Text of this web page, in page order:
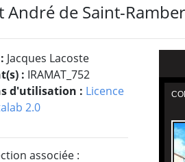
André de Saint-
Jacques Lacoste
: IRAMAT_752
d'utilisation : Licence
2.0
associée :